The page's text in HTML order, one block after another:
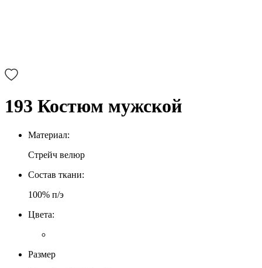
193 Костюм мужской
Материал:
Стрейч велюр
Cостав ткани:
100% п/э
Цвета:
Размер